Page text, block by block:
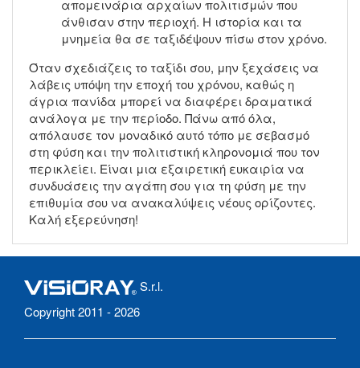
απομεινάρια αρχαίων πολιτισμών που
άνθισαν στην περιοχή. Η ιστορία και τα
μνημεία θα σε ταξιδέψουν πίσω στον χρόνο.
Όταν σχεδιάζεις το ταξίδι σου, μην ξεχάσεις να
λάβεις υπόψη την εποχή του χρόνου, καθώς η
άγρια πανίδα μπορεί να διαφέρει δραματικά
ανάλογα με την περίοδο. Πάνω από όλα,
απόλαυσε τον μοναδικό αυτό τόπο με σεβασμό
στη φύση και την πολιτιστική κληρονομιά που τον
περικλείει. Είναι μια εξαιρετική ευκαιρία να
συνδυάσεις την αγάπη σου για τη φύση με την
επιθυμία σου να ανακαλύψεις νέους ορίζοντες.
Καλή εξερεύνηση!
S.r.l.
Copyright 2011 - 2026